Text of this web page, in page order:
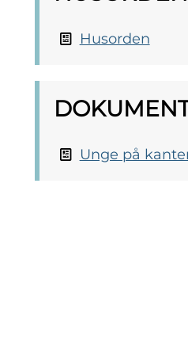
Husorden
Unge på